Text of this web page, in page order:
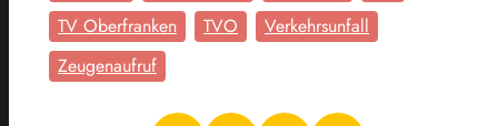
TV Oberfranken
TVO
Verkehrsunfall
Zeugenaufruf